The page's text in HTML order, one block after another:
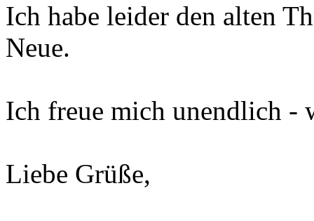
Ich habe leider den alten
Neue.
Ich freue mich unendlich -
Liebe Grüße,